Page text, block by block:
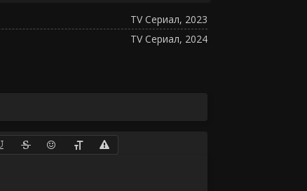
TV Сериал, 2023
TV Сериал, 2024